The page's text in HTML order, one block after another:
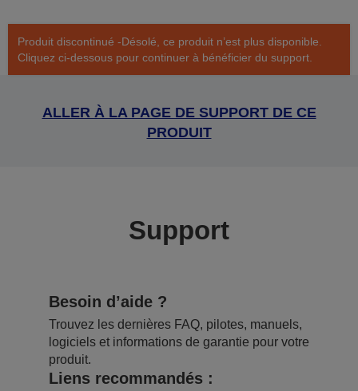
Produit discontinué -Désolé, ce produit n’est plus disponible.
Cliquez ci-dessous pour continuer à bénéficier du support.
ALLER À LA PAGE DE SUPPORT DE CE
PRODUIT
Support
Besoin d’aide ?
Trouvez les dernières FAQ, pilotes, manuels,
logiciels et informations de garantie pour votre
produit.
Liens recommandés :